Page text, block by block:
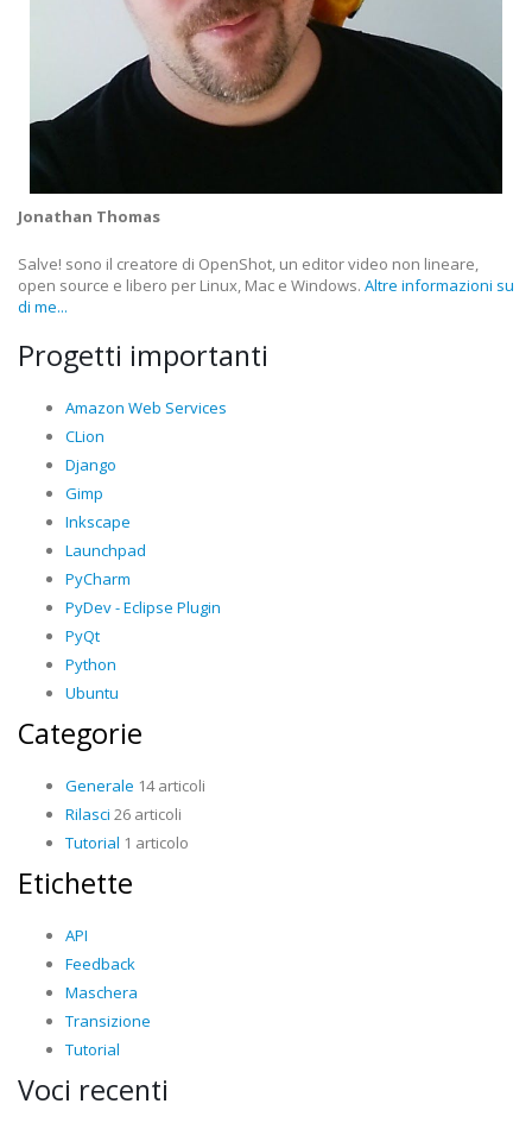
Jonathan Thomas
Salve! sono il creatore di OpenShot, un editor video non lineare,
open source e libero per Linux, Mac e Windows. Altre informazioni su
di me...
Progetti importanti
Amazon Web Services
CLion
Django
Gimp
Inkscape
Launchpad
PyCharm
PyDev - Eclipse Plugin
PyQt
Python
Ubuntu
Categorie
Generale 14 articoli
Rilasci 26 articoli
Tutorial 1 articolo
Etichette
API
Feedback
Maschera
Transizione
Tutorial
Voci recenti